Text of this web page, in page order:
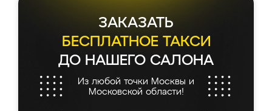
ЗАКАЗАТЬ
БЕСПЛАТНОЕ ТАКСИ
ДО НАШЕГО САЛОНА
Из любой точки Москвы и
Московской области!